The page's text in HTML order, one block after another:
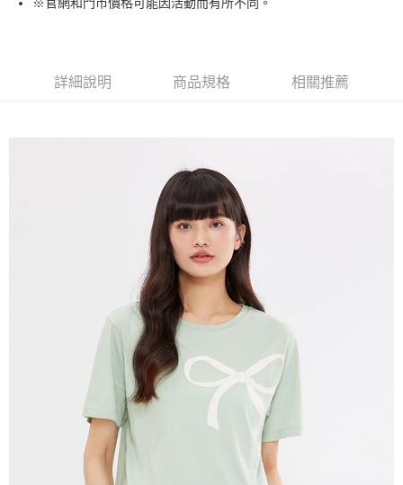
運送方式
每筆NT$130，滿NT$1,000(含以上)免運費
詳細說明 商品規格 相關推薦